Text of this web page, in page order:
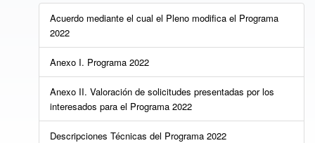
Acuerdo mediante el cual el Pleno modifica el Programa
2022
Anexo I. Programa 2022
Anexo II. Valoración de solicitudes presentadas por los
interesados para el Programa 2022
Descripciones Técnicas del Programa 2022